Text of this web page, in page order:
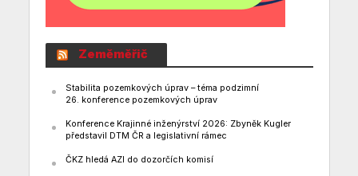
Zeměměřič
Stabilita pozemkových úprav – téma podzimní
26. konference pozemkových úprav
Konference Krajinné inženýrství 2026: Zbyněk Kugler
představil DTM ČR a legislativní rámec
ČKZ hledá AZI do dozorčích komisí